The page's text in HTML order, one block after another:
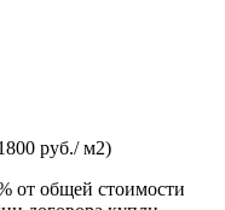
руб./ м2)
от общей стоимости